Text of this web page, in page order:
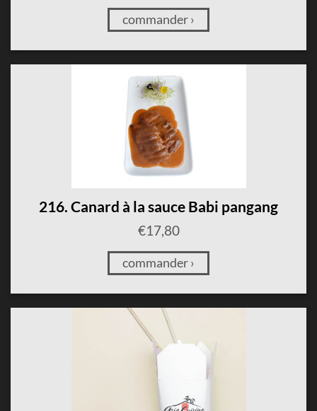
commander ›
216. Canard à la sauce Babi pangang
€17,80
commander ›